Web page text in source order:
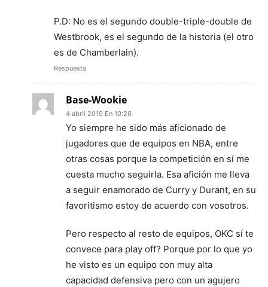
P.D: No es el segundo double-triple-double de
Westbrook, es el segundo de la historia (el otro
es de Chamberlain).
Respuesta
Base-Wookie
4 abril 2019 En 10:26
Yo siempre he sido más aficionado de
jugadores que de equipos en NBA, entre
otras cosas porque la competición en sí me
cuesta mucho seguirla. Esa afición me lleva
a seguir enamorado de Curry y Durant, en su
favoritismo estoy de acuerdo con vosotros.
Pero respecto al resto de equipos, OKC sí te
convece para play off? Porque por lo que yo
he visto es un equipo con muy alta
capacidad defensiva pero con un agujero